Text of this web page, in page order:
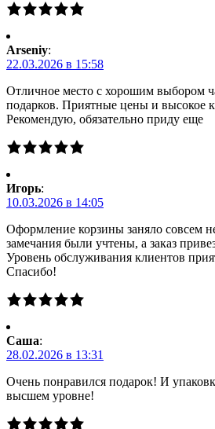
Arseniy:
22.03.2026 в 15:58
Отличное место с хорошим выбором
подарков. Приятные цены и высокое
Рекомендую, обязательно приду еще
Игорь:
10.03.2026 в 14:05
Оформление корзины заняло совсем
замечания были учтены, а заказ
Уровень обслуживания клиентов
Спасибо!
Саша:
28.02.2026 в 13:31
Очень понравился подарок! И
высшем уровне!